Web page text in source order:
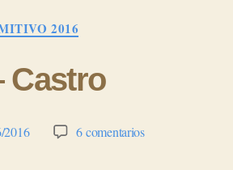
2016
Castro
2016 6 comentariosen